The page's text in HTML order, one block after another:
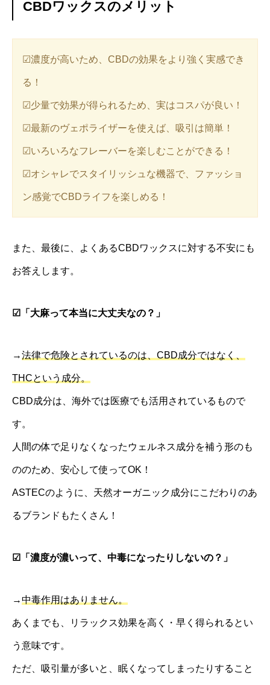
CBDワックスのメリット
☑︎濃度が高いため、CBDの効果をより強く実感でき
る！
☑︎少量で効果が得られるため、実はコスパが良い！
☑︎最新のヴェポライザーを使えば、吸引は簡単！
☑︎いろいろなフレーバーを楽しむことができる！
☑︎オシャレでスタイリッシュな機器で、ファッショ
ン感覚でCBDライフを楽しめる！
また、最後に、よくあるCBDワックスに対する不安にも
お答えします。
☑︎「大麻って本当に大丈夫なの？」
→法律で危険とされているのは、CBD成分ではなく、
THCという成分。
CBD成分は、海外では医療でも活用されているもので
す。
人間の体で足りなくなったウェルネス成分を補う形のも
ののため、安心して使ってOK！
ASTECのように、天然オーガニック成分にこだわりのあ
るブランドもたくさん！
☑︎「濃度が濃いって、中毒になったりしないの？」
→中毒作用はありません。
あくまでも、リラックス効果を高く・早く得られるとい
う意味です。
ただ、吸引量が多いと、眠くなってしまったりすること